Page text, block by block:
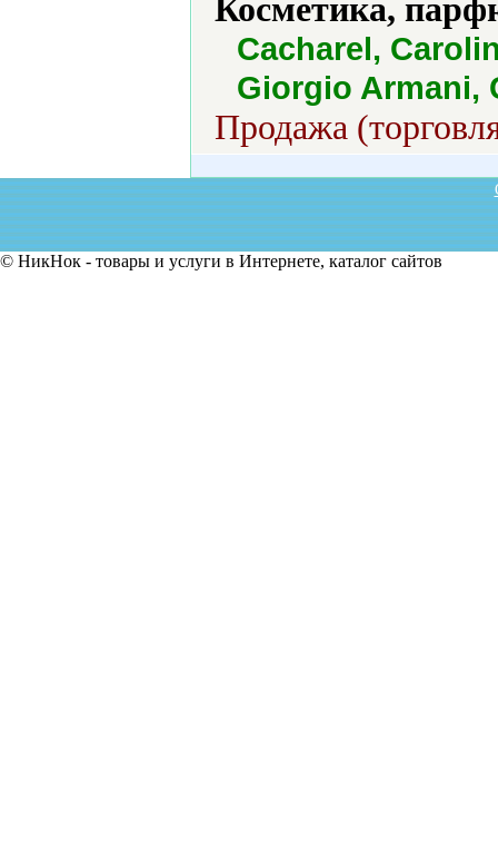
Косметика,
Cacharel,
Giorgio Armani,
Продажа
© НикНок - товары и услуги в Интернете, каталог сайтов